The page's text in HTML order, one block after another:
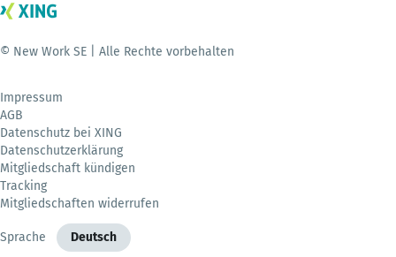
© New Work SE | Alle Rechte vorbehalten
Impressum
AGB
Datenschutz bei XING
Datenschutzerklärung
Mitgliedschaft kündigen
Tracking
Mitgliedschaften widerrufen
Sprache Deutsch